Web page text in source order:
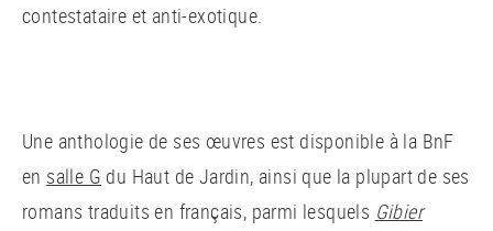
contestataire et anti-exotique.
Une anthologie de ses œuvres est disponible à la BnF
en salle G du Haut de Jardin, ainsi que la plupart de ses
romans traduits en français, parmi lesquels Gibier